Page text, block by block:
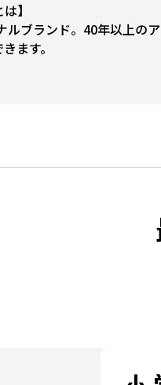
】
ブランド。40年以上の
ます。